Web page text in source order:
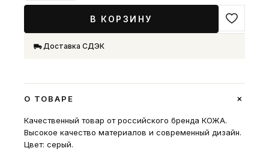
В КОРЗИНУ
Доставка СДЭК
О ТОВАРЕ +
Качественный товар от российского бренда КОЖА.
Высокое качество материалов и современный дизайн.
Цвет: серый.